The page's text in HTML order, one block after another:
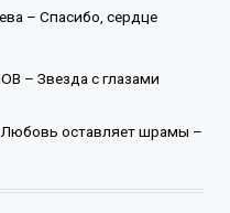
– Спасибо, сердце
– Звезда с глазами
оставляет шрамы –